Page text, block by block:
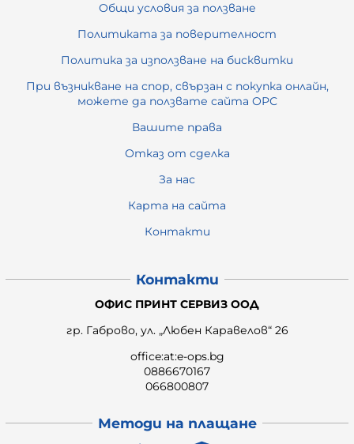
Общи условия за ползване
Политиката за поверителност
Политика за използване на бисквитки
При възникване на спор, свързан с покупка онлайн,
можете да ползвате сайта ОРС
Вашите права
Отказ от сделка
За нас
Карта на сайта
Контакти
Контакти
ОФИС ПРИНТ СЕРВИЗ ООД
гр. Габрово, ул. „Любен Каравелов“ 26
office:at:e-ops.bg
0886670167
066800807
Методи на плащане